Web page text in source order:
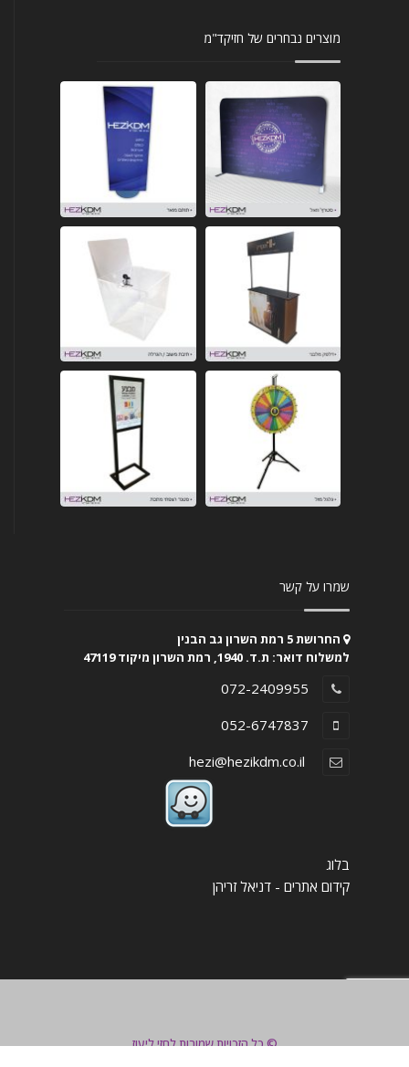
מוצרים נבחרים של חזיקד"מ
שמרו על קשר
החרושת 5 רמת השרון גב הבנין
למשלוח דואר: ת.ד. 1940, רמת השרון מיקוד 47119
072-2409955
052-6747837
בלוג
קידום אתרים - דניאל זריהן
© כל הזכויות שמורות לחזי ליעוז